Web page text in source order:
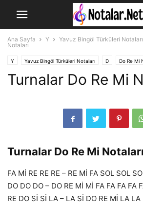
Ana Sayfa Y Yavuz Bingöl Türküleri Notaları
Notaları
Y Yavuz Bingöl Türküleri Notaları D Do Re Mi
Türkü Notaları
Turnalar Do Re Mi
Turnalar Do Re Mi Notaları
FA Mİ RE RE RE – RE Mİ FA SOL SOL
DO DO DO – DO RE Mİ Mİ FA FA FA FA
RE DO Sİ Sİ LA – LA Sİ DO RE Mİ LA LA